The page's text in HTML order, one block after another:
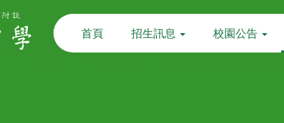
首頁 招生訊息 校園公告